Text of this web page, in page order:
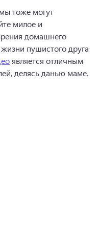
тоже могут
милое и
домашнего
пушистого друга
является отличным